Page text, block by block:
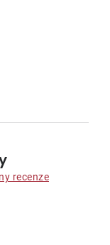
recenze